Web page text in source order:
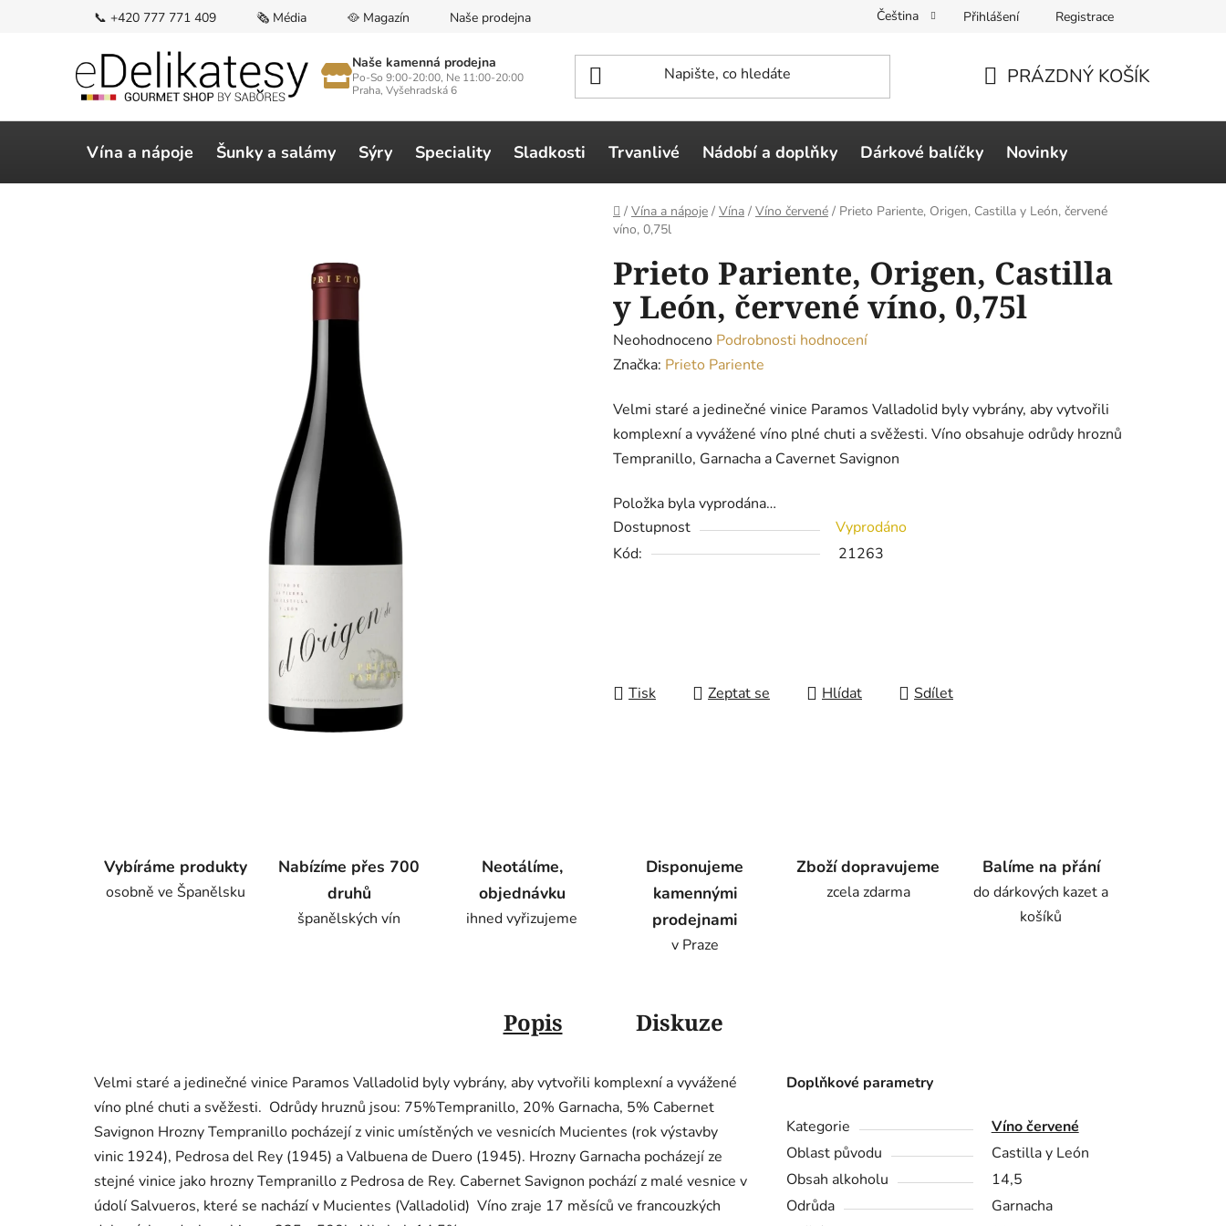
📞 +420 777 771 409 🗞️ Média 🥘 Magazín Naše prodejna Čeština Přihlášení Registrace
Naše kamenná prodejna
Po-So 9:00-20:00, Ne 11:00-20:00
Praha, Vyšehradská 6
KOŠÍK
PRÁZDNÝ KOŠÍK
Vína a nápoje Šunky a salámy Sýry Speciality Sladkosti Trvanlivé Nádobí a doplňky Dárkové balíčky Novinky
Domů
/ Vína a nápoje / Vína / Víno červené / Prieto Pariente, Origen, Castilla y León, červené
víno, 0,75l
Prieto Pariente, Origen, Castilla
y León, červené víno, 0,75l
Průměrné
hodnocení
je
0,0
z
hvězdiček.
Neohodnoceno Podrobnosti hodnocení
Značka: Prieto Pariente
Velmi staré a jedinečné vinice Paramos Valladolid byly vybrány, aby vytvořili
komplexní a vyvážené víno plné chuti a svěžesti. Víno obsahuje odrůdy hroznů
Tempranillo, Garnacha a Cavernet Savignon
Položka byla vyprodána…
Dostupnost
Vyprodáno
Kód:
21263
Tisk Zeptat se Hlídat Sdílet
Vybíráme produkty
osobně ve Španělsku
Nabízíme přes 700
druhů
španělských vín
Neotálíme,
objednávku
ihned vyřizujeme
Disponujeme
kamennými
prodejnami
v Praze
Zboží dopravujeme
zcela zdarma
Balíme na přání
do dárkových kazet a
košíků
Popis Diskuze
Velmi staré a jedinečné vinice Paramos Valladolid byly vybrány, aby vytvořili komplexní a vyvážené
víno plné chuti a svěžesti. Odrůdy hruznů jsou: 75%Tempranillo, 20% Garnacha, 5% Cabernet
Savignon Hrozny Tempranillo pocházejí z vinic umístěných ve vesnicích Mucientes (rok výstavby
vinic 1924), Pedrosa del Rey (1945) a Valbuena de Duero (1945). Hrozny Garnacha pocházejí ze
stejné vinice jako hrozny Tempranillo z Pedrosa de Rey. Cabernet Savignon pochází z malé vesnice v
údolí Salvueros, které se nachází v Mucientes (Valladolid) Víno zraje 17 měsíců ve francouzkých
Doplňkové parametry
Kategorie
Víno červené
Oblast původu
Castilla y León
Obsah alkoholu
14,5
Odrůda
Garnacha